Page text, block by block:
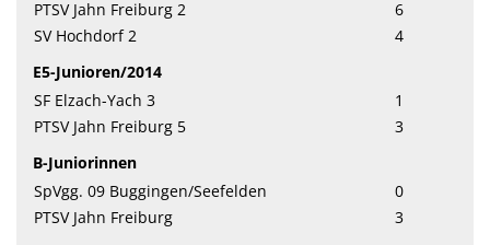
PTSV Jahn Freiburg 2
6
SV Hochdorf 2
4
E5-Junioren/2014
SF Elzach-Yach 3
1
PTSV Jahn Freiburg 5
3
B-Juniorinnen
SpVgg. 09 Buggingen/Seefelden
0
PTSV Jahn Freiburg
3